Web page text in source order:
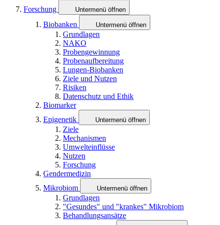
Forschung
Untermenü öffnen
Biobanken Untermenü öffnen
Grundlagen
NAKO
Probengewinnung
Probenaufbereitung
Lungen-Biobanken
Ziele und Nutzen
Risiken
Datenschutz und Ethik
Biomarker
Epigenetik
Untermenü öffnen
Ziele
Mechanismen
Umwelteinflüsse
Nutzen
Forschung
Gendermedizin
Mikrobiom
Untermenü öffnen
Grundlagen
"Gesundes" und "krankes" Mikrobiom
Behandlungsansätze